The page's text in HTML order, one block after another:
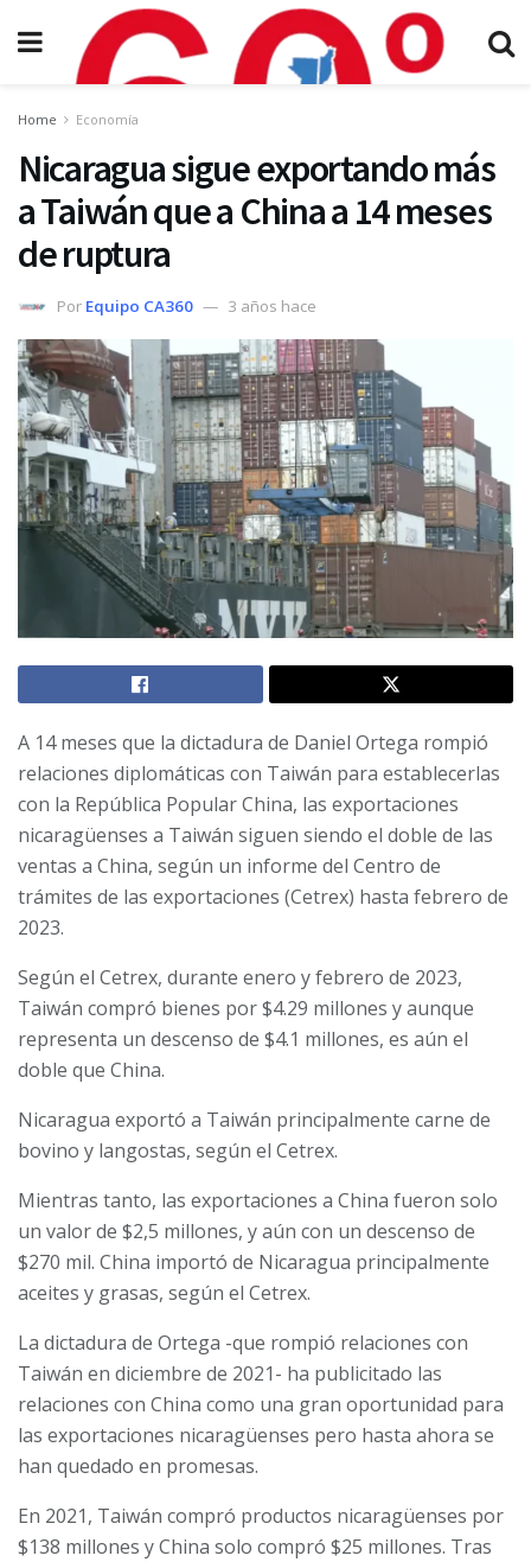
Home Economía
Nicaragua sigue exportando más
a Taiwán que a China a 14 meses
de ruptura
Por Equipo CA360 3 años hace
A 14 meses que la dictadura de Daniel Ortega rompió
relaciones diplomáticas con Taiwán para establecerlas
con la República Popular China, las exportaciones
nicaragüenses a Taiwán siguen siendo el doble de las
ventas a China, según un informe del Centro de
trámites de las exportaciones (Cetrex) hasta febrero de
2023.
Según el Cetrex, durante enero y febrero de 2023,
Taiwán compró bienes por $4.29 millones y aunque
representa un descenso de $4.1 millones, es aún el
doble que China.
Nicaragua exportó a Taiwán principalmente carne de
bovino y langostas, según el Cetrex.
Mientras tanto, las exportaciones a China fueron solo
un valor de $2,5 millones, y aún con un descenso de
$270 mil. China importó de Nicaragua principalmente
aceites y grasas, según el Cetrex.
La dictadura de Ortega -que rompió relaciones con
Taiwán en diciembre de 2021- ha publicitado las
relaciones con China como una gran oportunidad para
las exportaciones nicaragüenses pero hasta ahora se
han quedado en promesas.
En 2021, Taiwán compró productos nicaragüenses por
$138 millones y China solo compró $25 millones. Tras